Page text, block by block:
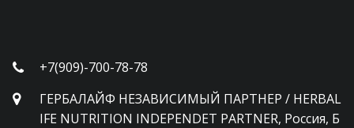
+7(909)-700-78-78
ГЕРБАЛАЙФ НЕЗАВИСИМЫЙ ПАРТНЕР / HERBAL
IFE NUTRITION INDEPENDET PARTNER, Россия, Б